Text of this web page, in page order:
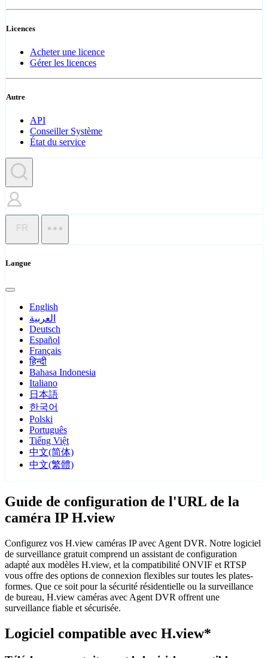
Licences
Acheter une licence
Gérer les licences
Autre
API
Conseiller Système
État du service
FR
Langue
English
العربية
Deutsch
Español
Français
हिन्दी
Bahasa Indonesia
Italiano
日本語
한국어
Polski
Português
Tiếng Việt
中文(简体)
中文(繁體)
Guide de configuration de l'URL de la
caméra IP H.view
Configurez vos H.view caméras IP avec Agent DVR. Notre logiciel
de surveillance gratuit comprend un assistant de configuration
adapté aux modèles H.view, et la compatibilité ONVIF et RTSP
vous offre des options de connexion flexibles sur toutes les plates-
formes. Que ce soit pour la sécurité résidentielle ou la surveillance
de bureau, H.view caméras avec Agent DVR offrent une
surveillance fiable et sécurisée.
Logiciel compatible avec H.view*